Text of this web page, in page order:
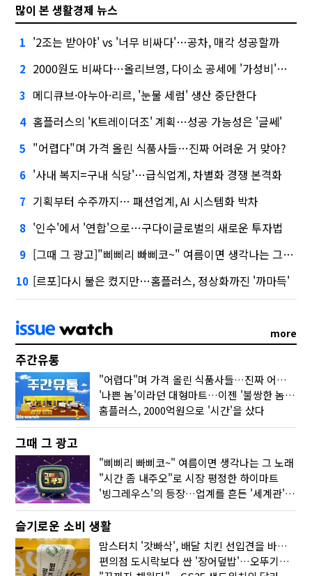
많이 본 생활경제 뉴스
1 '2조는 받아야' vs '너무 비싸다'…공차, 매각 성공할까
2 2000원도 비싸다…올리브영, 다이소 공세에 '가성비'로 맞불
3 메디큐브·아누아·리르, '눈물 세럼' 생산 중단한다
4 홈플러스의 'K트레이더조' 계획…성공 가능성은 '글쎄'
5 "어렵다"며 가격 올린 식품사들…진짜 어려운 거 맞아?
6 '사내 복지=구내 식당'…급식업계, 차별화 경쟁 본격화
7 기획부터 수주까지… 패션업계, AI 시스템화 박차
8 '인수'에서 '연합'으로…구다이글로벌의 새로운 투자법
9 [그때 그 광고]"삐삐리 빠삐코~" 여름이면 생각나는 그 노래
10 [르포]다시 불은 켰지만…홈플러스, 정상화까진 '까마득'
more
주간유통
"어렵다"며 가격 올린 식품사들…진짜 어려운 거 맞아?
'나쁜 놈'이라던 대형마트…이젠 '불쌍한 놈' 됐다
홈플러스, 2000억원으로 '시간'을 샀다
그때 그 광고
"삐삐리 빠삐코~" 여름이면 생각나는 그 노래
"시간 좀 내주오"로 시장 평정한 하이마트
'빙그레우스'의 등장…업계를 흔든 '세계관' 마케팅
슬기로운 소비 생활
맘스터치 '갓빠삭', 배달 치킨 선입견을 바꿨다
편의점 도시락보다 싼 '장어덮밥'…오뚜기가 해냈다